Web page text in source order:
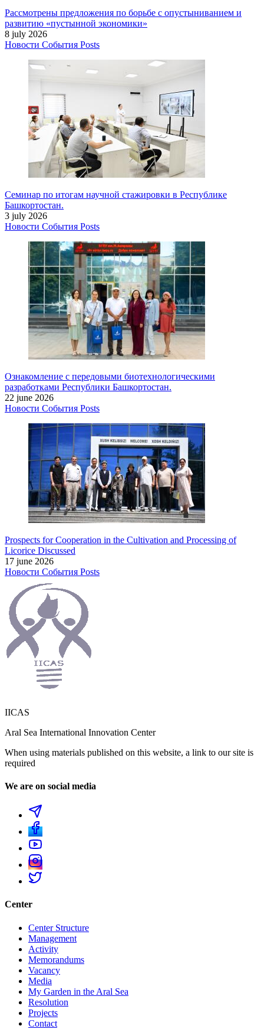
Рассмотрены предложения по борьбе с опустыниванием и
развитию «пустынной экономики»
8 july 2026
Новости События Posts
Семинар по итогам научной стажировки в Республике
Башкортостан.
3 july 2026
Новости События Posts
Ознакомление с передовыми биотехнологическими
разработками Республики Башкортостан.
22 june 2026
Новости События Posts
Prospects for Cooperation in the Cultivation and Processing of
Licorice Discussed
17 june 2026
Новости События Posts
IICAS
Aral Sea International Innovation Center
When using materials published on this website, a link to our site is
required
We are on social media
Center
Center Structure
Management
Activity
Memorandums
Vacancy
Media
My Garden in the Aral Sea
Resolution
Projects
Contact